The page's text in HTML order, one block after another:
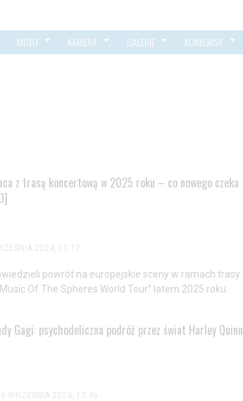
MOTO KARIERA GALERIE KONKURSY
z trasą koncertową w 2025 roku – co nowego czeka
2024, 11:17
powrót na europejskie sceny w ramach trasy
Of The Spheres World Tour” latem 2025 roku.
Gagi: psychodeliczna podróż przez świat Harley Quinn
WRZEŚNIA 2024, 13:46